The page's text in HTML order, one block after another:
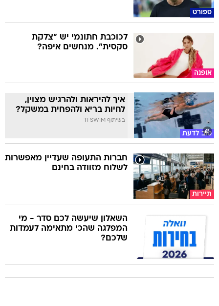
ספורט
אופנה
לכוכבת חתונמי יש "צלקת
סקסית". מנחשים איפה?
טוב לדעת
איך להיראות ולהרגיש מצוין,
לחיות בריא ולהפחית במשקל?
בשיתוף TI SWIM
תיירות
חברות התעופה שעדיין מאפשרות
לשלוח מזוודה בחינם
השאלון שיעשה לכם סדר - מי
המפלגה שהכי מתאימה לעמדות
שלכם?